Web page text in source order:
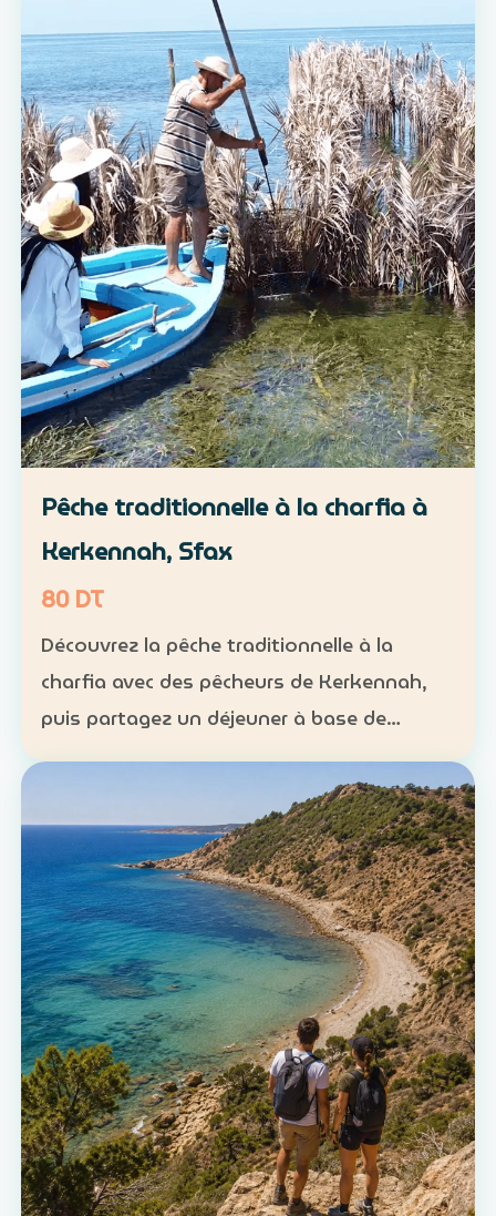
Pêche traditionnelle à la charfia à
Kerkennah, Sfax
80 DT
Découvrez la pêche traditionnelle à la
charfia avec des pêcheurs de Kerkennah,
puis partagez un déjeuner à base de
poisson. Expérience : sortie en mer et
découverte d’une technique de pêche
ancestrale Patrimoine : la c…